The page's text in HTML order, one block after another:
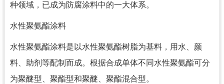
种领域，已成为防腐涂料中的一大体系。
水性聚氨酯涂料
水性聚氨酯涂料是以水性聚氨酯树脂为基料，用水、颜
料、助剂等配制而成。根据合成单体不同水性聚氨酯可分
为聚醚型、聚酯型和聚醚、聚酯混合型。